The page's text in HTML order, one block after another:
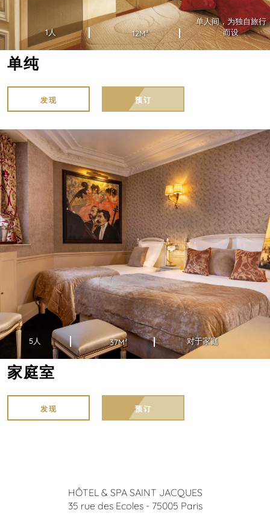
1人 12M²
单人间，为独自旅行
而设
单纯
发现 预订
5人 37M² 对于家庭
家庭室
发现 预订
HÔTEL & SPA SAINT JACQUES
35 rue des Ecoles- 75005 Paris